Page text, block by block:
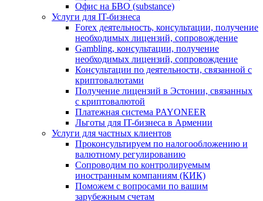
Офис на БВО (substance)
Услуги для IT-бизнеса
Forex деятельность, консультации, получение
необходимых лицензий, сопровождение
Gambling, консультации, получение
необходимых лицензий, сопровождение
Консультации по деятельности, связанной с
криптовалютами
Получение лицензий в Эстонии, связанных
с криптовалютой
Платежная система PAYONEER
Льготы для IT-бизнеса в Армении
Услуги для частных клиентов
Проконсультируем по налогообложению и
валютному регулированию
Сопроводим по контролируемым
иностранным компаниям (КИК)
Поможем с вопросами по вашим
зарубежным счетам